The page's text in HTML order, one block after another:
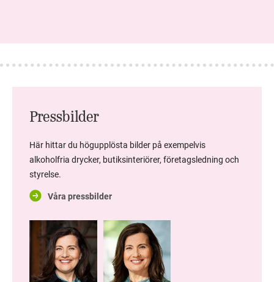
Pressbilder
Här hittar du högupplösta bilder på exempelvis
alkoholfria drycker, butiksinteriörer, företagsledning och
styrelse.
Våra pressbilder